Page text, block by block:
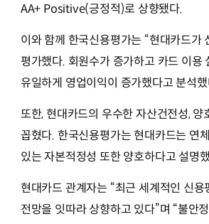
AA+ Positive(긍정적)로 상향됐다.
이와 함께 한국신용평가는 “현대카드가
평가했다. 회원수가 증가하고 카드 이
유일하게 영업이익이 증가했다고 분석했
또한, 현대카드의 우수한 자산건전성,
꼽혔다. 한국신용평가는 현대카드는 연
있는 자본적정성 또한 양호하다고 설명
현대카드 관계자는 “최근 세계적인 신
전망을 잇따라 상향하고 있다”며 “불안